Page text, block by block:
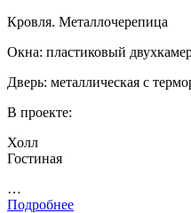
Кровля. Металлочерепица
Окна: пластиковый
Дверь: металлическая с
В проекте:
Холл
Гостиная
…
Подробнее